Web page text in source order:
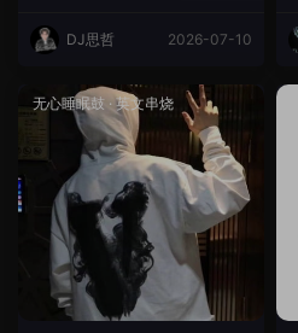
DJ思哲 2026-07-10
无心睡眠鼓 ·英文串烧